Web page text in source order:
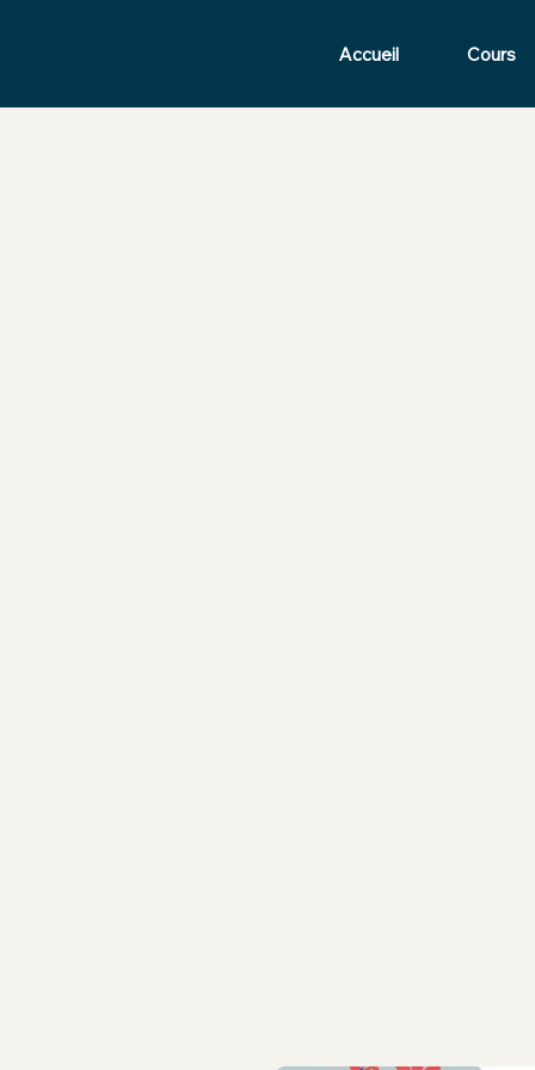
Accueil Cours